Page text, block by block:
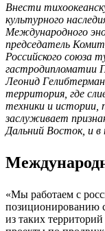
Внести
культурного
Международного
председатель
Российского союза
гастродипломатии
Леонид
территория, где
техники и истории,
заслуживает
Дальний Восток, и в
«Мы работаем с
позиционированию
из таких